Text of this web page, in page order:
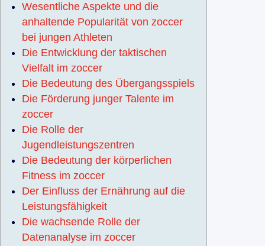
Wesentliche Aspekte und die
anhaltende Popularität von zoccer
bei jungen Athleten
Die Entwicklung der taktischen
Vielfalt im zoccer
Die Bedeutung des Übergangsspiels
Die Förderung junger Talente im
zoccer
Die Rolle der
Jugendleistungszentren
Die Bedeutung der körperlichen
Fitness im zoccer
Der Einfluss der Ernährung auf die
Leistungsfähigkeit
Die wachsende Rolle der
Datenanalyse im zoccer